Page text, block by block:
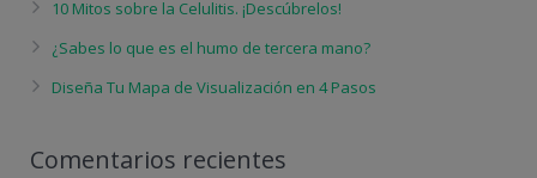
10 Mitos sobre la Celulitis. ¡Descúbrelos!
¿Sabes lo que es el humo de tercera mano?
Diseña Tu Mapa de Visualización en 4 Pasos
Comentarios recientes